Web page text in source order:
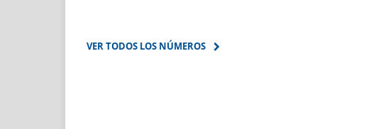
VER TODOS LOS NÚMEROS